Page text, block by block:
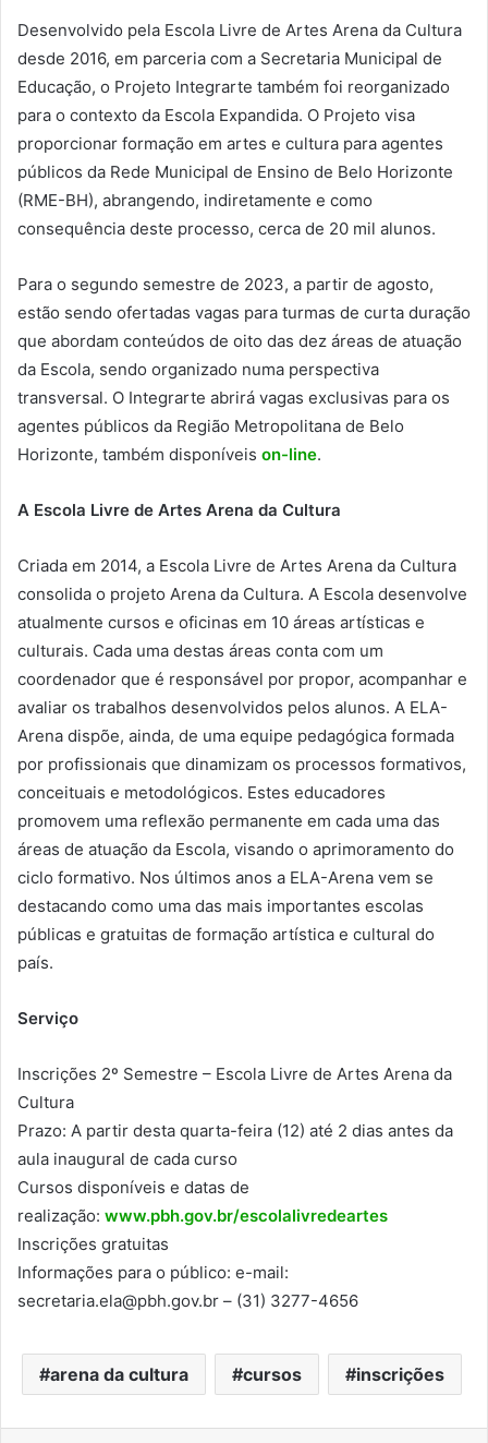
Desenvolvido pela Escola Livre de Artes Arena da Cultura
desde 2016, em parceria com a Secretaria Municipal de
Educação, o Projeto Integrarte também foi reorganizado
para o contexto da Escola Expandida. O Projeto visa
proporcionar formação em artes e cultura para agentes
públicos da Rede Municipal de Ensino de Belo Horizonte
(RME-BH), abrangendo, indiretamente e como
consequência deste processo, cerca de 20 mil alunos.
Para o segundo semestre de 2023, a partir de agosto,
estão sendo ofertadas vagas para turmas de curta duração
que abordam conteúdos de oito das dez áreas de atuação
da Escola, sendo organizado numa perspectiva
transversal. O Integrarte abrirá vagas exclusivas para os
agentes públicos da Região Metropolitana de Belo
Horizonte, também disponíveis on-line.
A Escola Livre de Artes Arena da Cultura
Criada em 2014, a Escola Livre de Artes Arena da Cultura
consolida o projeto Arena da Cultura. A Escola desenvolve
atualmente cursos e oficinas em 10 áreas artísticas e
culturais. Cada uma destas áreas conta com um
coordenador que é responsável por propor, acompanhar e
avaliar os trabalhos desenvolvidos pelos alunos. A ELA-
Arena dispõe, ainda, de uma equipe pedagógica formada
por profissionais que dinamizam os processos formativos,
conceituais e metodológicos. Estes educadores
promovem uma reflexão permanente em cada uma das
áreas de atuação da Escola, visando o aprimoramento do
ciclo formativo. Nos últimos anos a ELA-Arena vem se
destacando como uma das mais importantes escolas
públicas e gratuitas de formação artística e cultural do
país.
Serviço
Inscrições 2º Semestre – Escola Livre de Artes Arena da
Cultura
Prazo: A partir desta quarta-feira (12) até 2 dias antes da
aula inaugural de cada curso
Cursos disponíveis e datas de
realização: www.pbh.gov.br/escolalivredeartes
Inscrições gratuitas
Informações para o público: e-mail:
secretaria.ela@pbh.gov.br – (31) 3277-4656
arena da cultura cursos inscrições